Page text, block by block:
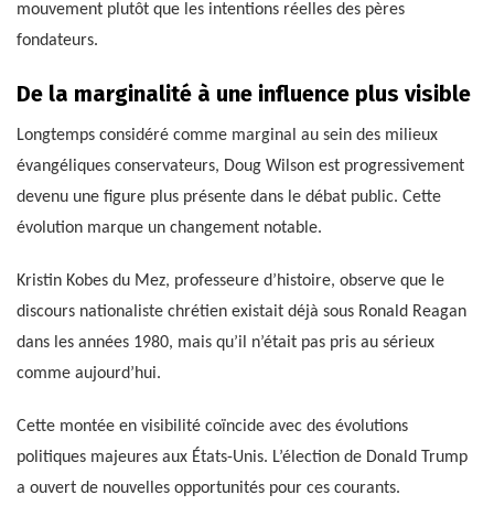
mouvement plutôt que les intentions réelles des pères
fondateurs.
De la marginalité à une influence plus visible
Longtemps considéré comme marginal au sein des milieux
évangéliques conservateurs, Doug Wilson est progressivement
devenu une figure plus présente dans le débat public. Cette
évolution marque un changement notable.
Kristin Kobes du Mez, professeure d’histoire, observe que le
discours nationaliste chrétien existait déjà sous Ronald Reagan
dans les années 1980, mais qu’il n’était pas pris au sérieux
comme aujourd’hui.
Cette montée en visibilité coïncide avec des évolutions
politiques majeures aux États-Unis. L’élection de Donald Trump
a ouvert de nouvelles opportunités pour ces courants.